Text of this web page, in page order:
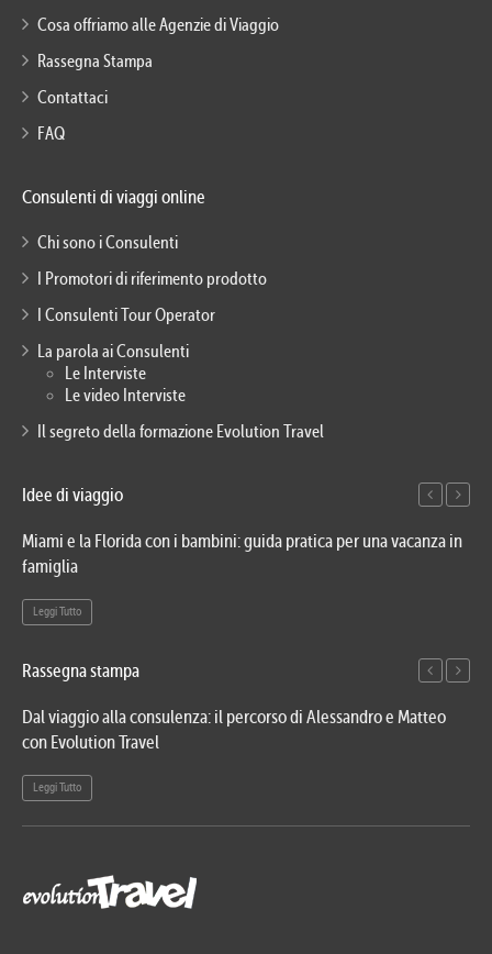
Cosa offriamo alle Agenzie di Viaggio
Rassegna Stampa
Contattaci
FAQ
Consulenti di viaggi online
Chi sono i Consulenti
I Promotori di riferimento prodotto
I Consulenti Tour Operator
La parola ai Consulenti
Le Interviste
Le video Interviste
Il segreto della formazione Evolution Travel
Idee di viaggio
Miami e la Florida con i bambini: guida pratica per una vacanza in
famiglia
Leggi Tutto
Rassegna stampa
Dal viaggio alla consulenza: il percorso di Alessandro e Matteo
con Evolution Travel
Leggi Tutto